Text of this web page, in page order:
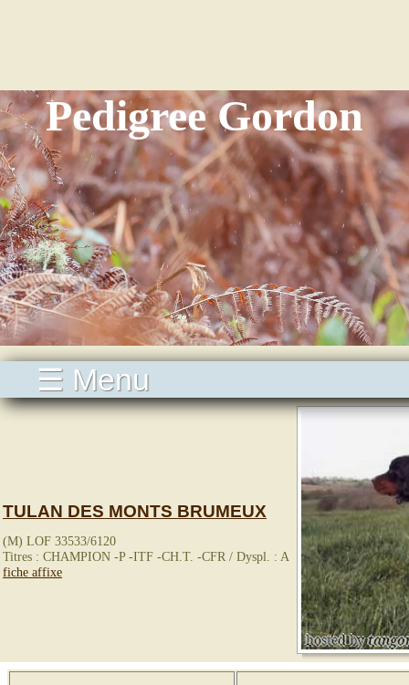
Pedigree Gordon
☰ Menu
TULAN DES MONTS BRUMEUX
(M) LOF 33533/6120
Titres : CHAMPION -P -ITF -CH.T. -CFR / Dyspl. : A
fiche affixe